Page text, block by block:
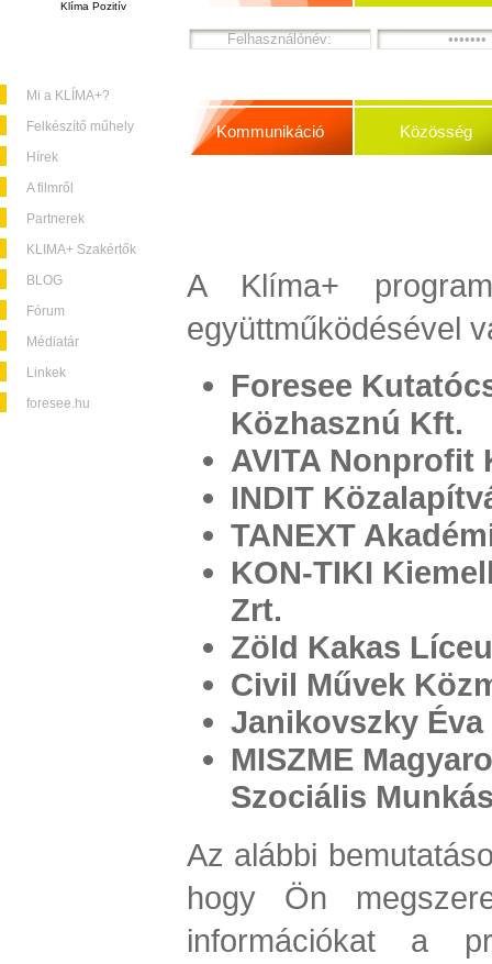
Klíma Pozitív
Mi a KLÍMA+?
Felkészítő műhely
Hírek
A filmről
Partnerek
KLIMA+ Szakértők
BLOG
Fórum
Médiatár
Linkek
foresee.hu
Kommunikáció Közösség
A Klíma+
együttműködésével
Foresee
Közhasznú Kft.
AVITA Nonprofit
INDIT
TANEXT
KON-TIKI
Zrt.
Zöld Kakas
Civil Művek
Janikovszky
MISZME
Szociális
Az alábbi
hogy Ön
információkat a